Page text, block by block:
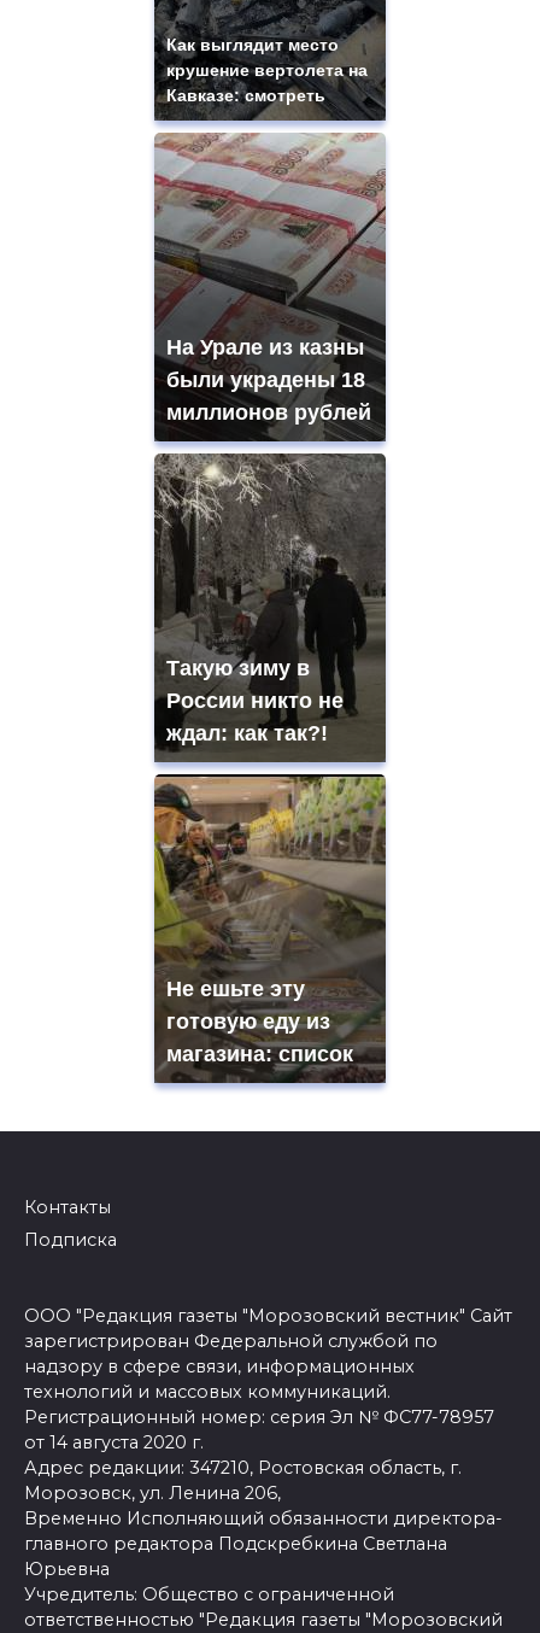
Как выглядит место
крушение вертолета на
Кавказе: смотреть
На Урале из казны
были украдены 18
миллионов рублей
Такую зиму в
России никто не
ждал: как так?!
Не ешьте эту
готовую еду из
магазина: список
Контакты
Подписка
ООО "Редакция газеты "Морозовский вестник" Сайт
зарегистрирован Федеральной службой по
надзору в сфере связи, информационных
технологий и массовых коммуникаций.
Регистрационный номер: серия Эл № ФС77-78957
от 14 августа 2020 г.
Адрес редакции: 347210, Ростовская область, г.
Морозовск, ул. Ленина 206,
Временно Исполняющий обязанности директора-
главного редактора Подскребкина Светлана
Юрьевна
Учредитель: Общество с ограниченной
ответственностью "Редакция газеты "Морозовский